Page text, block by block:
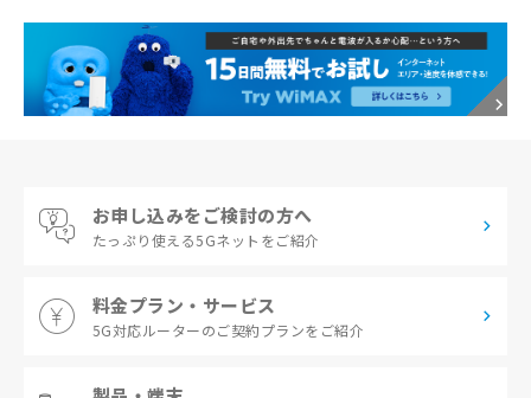
お申し込みをご検討の方へ
たっぷり使える5Gネットをご紹介
料金プラン・サービス
5G対応ルーターのご契約プランをご紹介